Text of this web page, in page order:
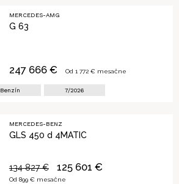
MERCEDES-AMG
G 63
Benzín 7/2026
247 666€ Od 1 772€ mesačne
MERCEDES-BENZ
GLS 450 d 4MATIC
134 827€ 125 601 €
Od 899€ mesačne